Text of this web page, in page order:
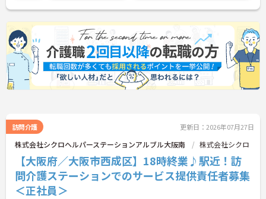
決算賞与（最大年3回）があり、合わせて最大年5回
の支給実績があります。スタッフの頑張りをしっか
り収入で還元する安心の待遇です。
＜ICT活用と充実の福利厚生で働きやすさ抜群＞Slac
k等のICTを全面導入し、面倒な紙の事務作業を削
減。さらに、当日予約OKの頼れる託児所や、有給休
暇の取得しやすい環境があり、ネイルOKなど、自分
らしく柔軟に働ける環境が整っています。
なります。合格時にはお祝い金もあり、未経験から
す。（会社が認めたものに限る）
訪問介護 更新日：2026年07月27日
株式会社シクロヘルパーステーションアルブル大阪南 株式会社シクロ
【大阪府／大阪市西成区】18時終業♪駅近！訪
問介護ステーションでのサービス提供責任者募集
＜正社員＞